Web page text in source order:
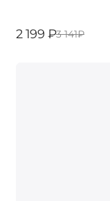
‍2 199‍ ₽‍3 141‍₽